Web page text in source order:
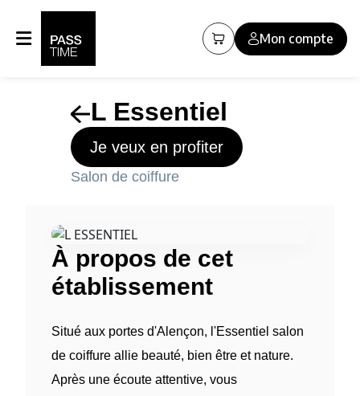
Mon compte
L Essentiel
Je veux en profiter
Salon de coiffure
À propos de cet
établissement
Situé aux portes d'Alençon, l'Essentiel salon
de coiffure allie beauté, bien être et nature.
Après une écoute attentive, vous
Panneau de gestion des cookies